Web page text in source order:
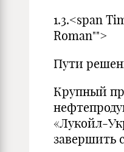
1.3.<span
Roman"">
Пути
Крупный
«Лукойл-
завершить